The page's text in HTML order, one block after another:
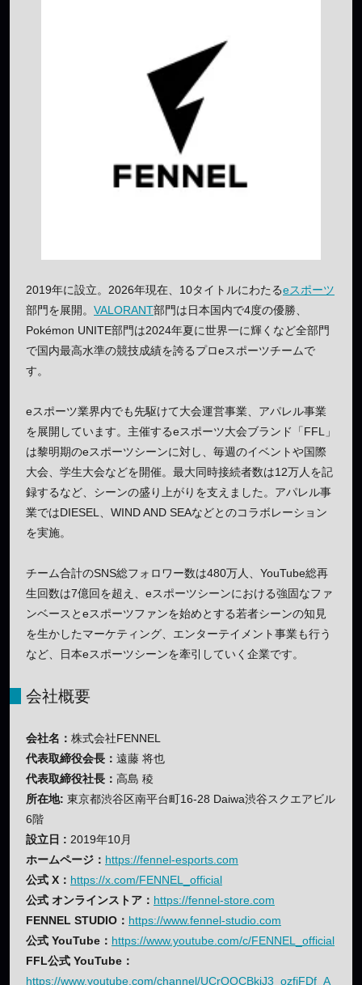
2019年に設立。2026年現在、10タイトルにわたるeスポーツ
部門を展開。 VALORANT部門は日本国内で4度の優勝、
Pokémon UNITE部門は2024年夏に世界一に輝くなど全部門
で国内最高水準の競技成績を誇るプロeスポーツチームで
す。
eスポーツ業界内でも先駆けて大会運営事業、アパレル事業
を展開しています。主催するeスポーツ大会ブランド「FFL」
は黎明期のeスポーツシーンに対し、毎週のイベントや国際
大会、学生大会などを開催。最大同時接続者数は12万人を記
録するなど、シーンの盛り上がりを支えました。アパレル事
業ではDIESEL、WIND AND SEAなどとのコラボレーション
を実施。
チーム合計のSNS総フォロワー数は480万人、YouTube総再
生回数は7億回を超え、eスポーツシーンにおける強固なファ
ンベースとeスポーツファンを始めとする若者シーンの知見
を生かしたマーケティング、エンターテイメント事業も行う
など、日本eスポーツシーンを牽引していく企業です。
会社概要
会社名： 株式会社FENNEL
代表取締役会長： 遠藤 将也
代表取締役社長： 高島 稜
所在地: 東京都渋谷区南平台町16-28 Daiwa渋谷スクエアビル
6階
設立日 : 2019年10月
ホームページ： https://fennel-esports.com
公式 X： https://x.com/FENNEL_official
公式 オンラインストア： https://fennel-store.com
FENNEL STUDIO： https://www.fennel-studio.com
公式 YouTube： https://www.youtube.com/c/FENNEL_official
FFL公式 YouTube：
https://www.youtube.com/channel/UCrQOCBkjJ3_ozfjFDf_A